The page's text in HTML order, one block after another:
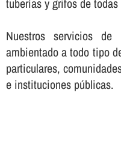
tuberí­as y grifos de
Nuestros servicios de
ambientado a todo tipo
particulares,
e instituciones públicas.